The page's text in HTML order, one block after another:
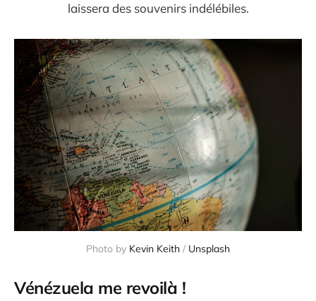
laissera des souvenirs indélébiles.
Photo by Kevin Keith / Unsplash
Vénézuela me revoilà !